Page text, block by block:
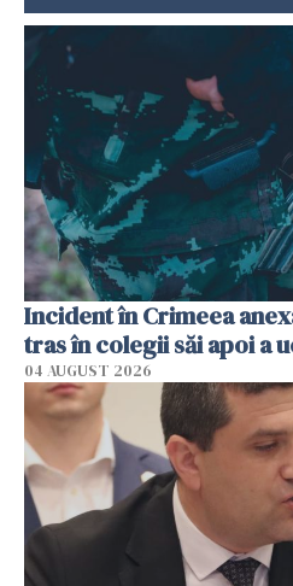
Incident în Crimeea
tras în colegii săi apoi a
04 AUGUST 2026